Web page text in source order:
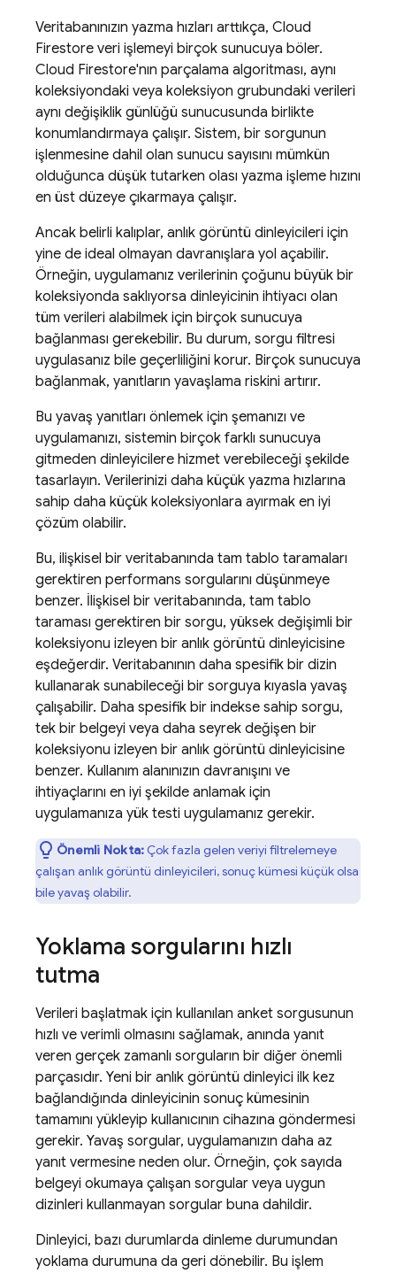
Veritabanınızın yazma hızları arttıkça, Cloud
Firestore veri işlemeyi birçok sunucuya böler.
Cloud Firestore'nın parçalama algoritması, aynı
koleksiyondaki veya koleksiyon grubundaki verileri
aynı değişiklik günlüğü sunucusunda birlikte
konumlandırmaya çalışır. Sistem, bir sorgunun
işlenmesine dahil olan sunucu sayısını mümkün
olduğunca düşük tutarken olası yazma işleme hızını
en üst düzeye çıkarmaya çalışır.
Ancak belirli kalıplar, anlık görüntü dinleyicileri için
yine de ideal olmayan davranışlara yol açabilir.
Örneğin, uygulamanız verilerinin çoğunu büyük bir
koleksiyonda saklıyorsa dinleyicinin ihtiyacı olan
tüm verileri alabilmek için birçok sunucuya
bağlanması gerekebilir. Bu durum, sorgu filtresi
uygulasanız bile geçerliliğini korur. Birçok sunucuya
bağlanmak, yanıtların yavaşlama riskini artırır.
Bu yavaş yanıtları önlemek için şemanızı ve
uygulamanızı, sistemin birçok farklı sunucuya
gitmeden dinleyicilere hizmet verebileceği şekilde
tasarlayın. Verilerinizi daha küçük yazma hızlarına
sahip daha küçük koleksiyonlara ayırmak en iyi
çözüm olabilir.
Bu, ilişkisel bir veritabanında tam tablo taramaları
gerektiren performans sorgularını düşünmeye
benzer. İlişkisel bir veritabanında, tam tablo
taraması gerektiren bir sorgu, yüksek değişimli bir
koleksiyonu izleyen bir anlık görüntü dinleyicisine
eşdeğerdir. Veritabanının daha spesifik bir dizin
kullanarak sunabileceği bir sorguya kıyasla yavaş
çalışabilir. Daha spesifik bir indekse sahip sorgu,
tek bir belgeyi veya daha seyrek değişen bir
koleksiyonu izleyen bir anlık görüntü dinleyicisine
benzer. Kullanım alanınızın davranışını ve
ihtiyaçlarını en iyi şekilde anlamak için
uygulamanıza yük testi uygulamanız gerekir.
Önemli Nokta: Çok fazla gelen veriyi filtrelemeye
çalışan anlık görüntü dinleyicileri, sonuç kümesi küçük olsa
bile yavaş olabilir.
Yoklama sorgularını hızlı
tutma
Verileri başlatmak için kullanılan anket sorgusunun
hızlı ve verimli olmasını sağlamak, anında yanıt
veren gerçek zamanlı sorguların bir diğer önemli
parçasıdır. Yeni bir anlık görüntü dinleyici ilk kez
bağlandığında dinleyicinin sonuç kümesinin
tamamını yükleyip kullanıcının cihazına göndermesi
gerekir. Yavaş sorgular, uygulamanızın daha az
yanıt vermesine neden olur. Örneğin, çok sayıda
belgeyi okumaya çalışan sorgular veya uygun
dizinleri kullanmayan sorgular buna dahildir.
Dinleyici, bazı durumlarda dinleme durumundan
yoklama durumuna da geri dönebilir. Bu işlem